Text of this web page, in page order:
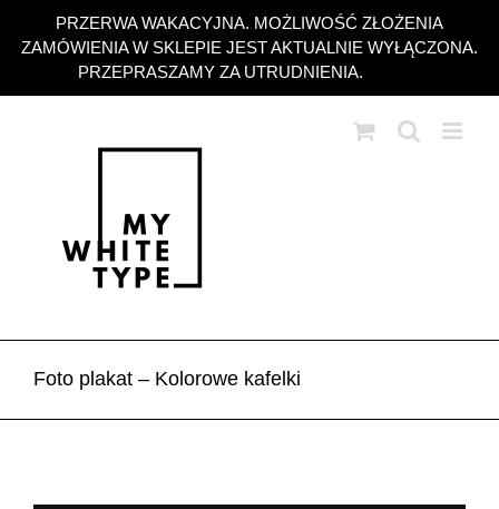
PRZERWA WAKACYJNA. MOŻLIWOŚĆ ZŁOŻENIA
ZAMÓWIENIA W SKLEPIE JEST AKTUALNIE WYŁĄCZONA.
PRZEPRASZAMY ZA UTRUDNIENIA.
zawartości
Foto plakat – Kolorowe kafelki